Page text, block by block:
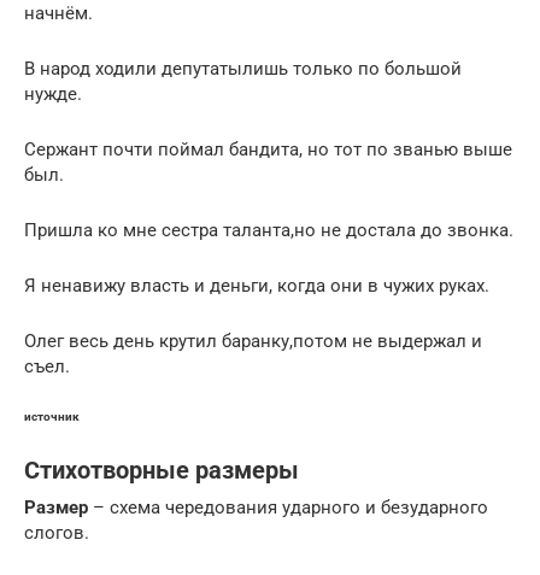
начнём.
В народ ходили депутатылишь только по большой
нужде.
Сержант почти поймал бандита, но тот по званью выше
был.
Пришла ко мне сестра таланта,но не достала до звонка.
Я ненавижу власть и деньги, когда они в чужих руках.
Олег весь день крутил баранку,потом не выдержал и
съел.
источник
Стихотворные размеры
Размер – схема чередования ударного и безударного
слогов.